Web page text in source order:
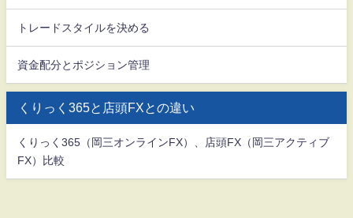
トレードスタイルを決める
資金配分とポジション管理
くりっく365と店頭FXとの違い
くりっく365（岡三オンラインFX）、店頭FX（岡三アクティブ
FX）比較